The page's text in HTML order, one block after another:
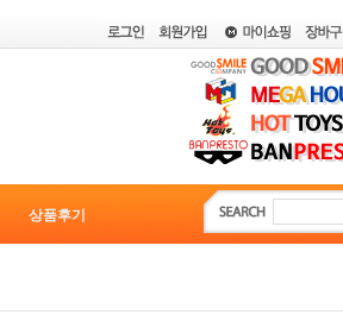
상품후기